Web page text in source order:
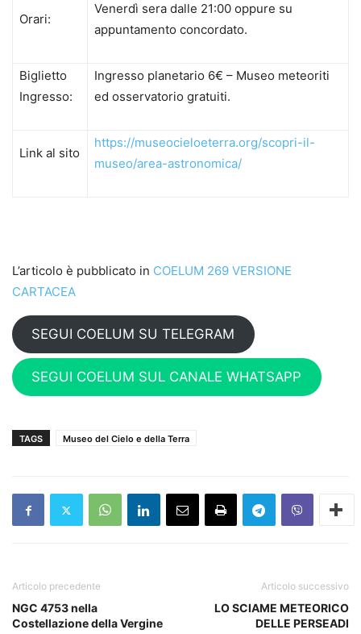
Orari:
Venerdì sera dalle 21:00 oppure su
appuntamento concordato.
Biglietto
Ingresso:
Ingresso planetario 6€ – Museo meteoriti
ed osservatorio gratuiti.
Link al sito
https://museocieloeterra.org/scopri-il-
museo/area-astronomica/
L’articolo è pubblicato in COELUM 269 VERSIONE
CARTACEA
SEGUI COELUM SU TELEGRAM
SEGUI COELUM SUL CANALE WHATSAPP
TAGS Museo del Cielo e della Terra
Articolo precedente
NGC 4753 nella
Costellazione della Vergine
Articolo successivo
LO SCIAME METEORICO
DELLE PERSEADI